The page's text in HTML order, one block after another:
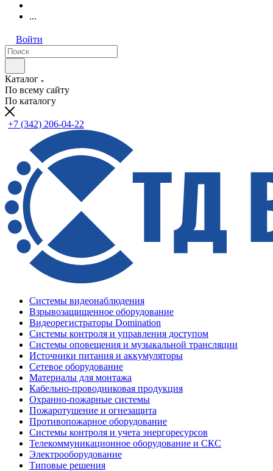
...
Войти
Каталог
По всему сайту
По каталогу
+7 (342) 206-04-22
Системы видеонаблюдения
Взрывозащищенное оборудование
Видеорегистраторы Domination
Системы контроля и управления доступом
Системы оповещения и музыкальной трансляции
Источники питания и аккумуляторы
Сетевое оборудование
Материалы для монтажа
Кабельно-проводниковая продукция
Охранно-пожарные системы
Пожаротушение и огнезащита
Противопожарное оборудование
Системы контроля и учета энергоресурсов
Телекоммуникационное оборудование и СКС
Электрооборудование
Типовые решения